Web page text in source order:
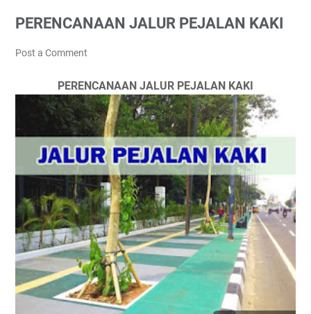
PERENCANAAN JALUR PEJALAN KAKI
Post a Comment
PERENCANAAN JALUR PEJALAN KAKI